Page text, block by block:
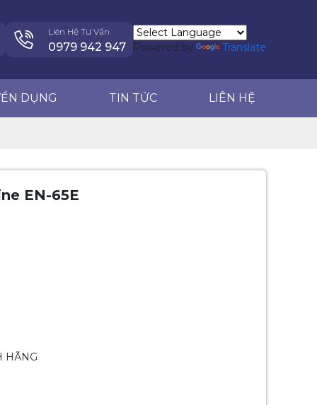
Liên Hệ Tư Vấn
0979 942 947 Powered by Translate
TIN TỨC LIÊN HỆ 0979 942 947
DỤNG TIN TỨC LIÊN HỆ
EN-65E
HÃNG